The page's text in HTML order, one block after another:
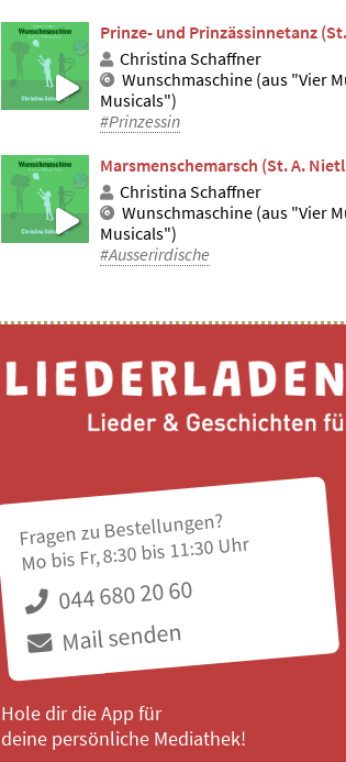
Prinze- und Prinzässinnetanz
Christina Schaffner
Wunschmaschine (aus "Vier
Musicals")
#Prinzessin
Marsmenschemarsch (St. A.
Christina Schaffner
Wunschmaschine (aus "Vier
Musicals")
#Ausserirdische
Fragen zu Bestellungen?
Mo bis Fr, 8:30 bis 11:30 Uhr
044 680 20 60
Mail senden
Hole dir die App für
deine persönliche Mediathek!